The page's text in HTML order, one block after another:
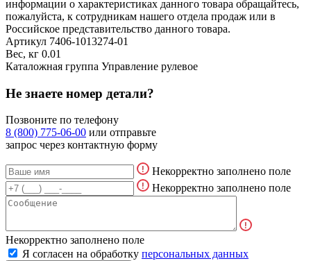
информации о характеристиках данного товара обращайтесь,
пожалуйста, к сотрудникам нашего отдела продаж или в
Российское представительство данного товара.
Артикул 7406-1013274-01
Вес, кг 0.01
Каталожная группа Управление рулевое
Не знаете номер детали?
Позвоните по телефону
8 (800) 775-06-00 или отправьте
запрос через контактную форму
Некорректно заполнено поле
Некорректно заполнено поле
Некорректно заполнено поле
Я согласен на обработку персональных данных